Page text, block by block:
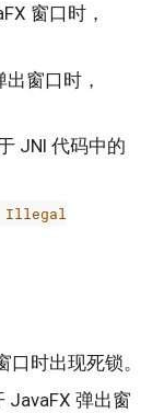
窗口时，
窗口时，
JNI 代码中的
Illegal
时出现死锁。
JavaFX 弹出窗